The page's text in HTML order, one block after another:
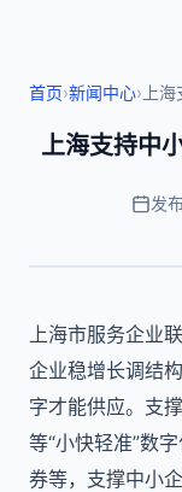
首页›新闻中心› 上
上海支持中
发
上海市服务企业
企业稳增长调结
字才能供应。支
等“小快轻准”数
券等，支撑中小